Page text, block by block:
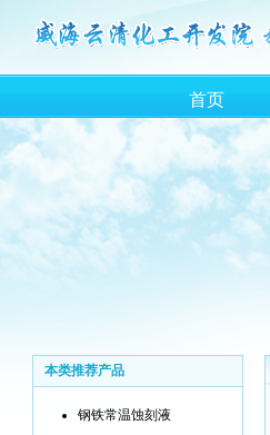
首页
本类推荐产品
钢铁常温蚀刻液